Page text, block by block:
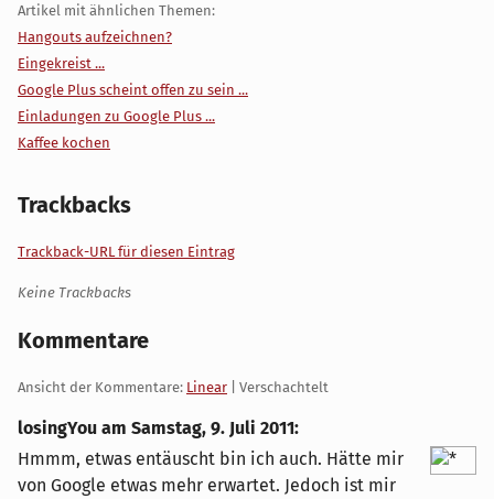
Artikel mit ähnlichen Themen:
Hangouts aufzeichnen?
Eingekreist ...
Google Plus scheint offen zu sein ...
Einladungen zu Google Plus ...
Kaffee kochen
Trackbacks
Trackback-URL für diesen Eintrag
Keine Trackbacks
Kommentare
Ansicht der Kommentare: Linear | Verschachtelt
losingYou am Samstag, 9. Juli 2011:
Hmmm, etwas entäuscht bin ich auch. Hätte mir
von Google etwas mehr erwartet. Jedoch ist mir